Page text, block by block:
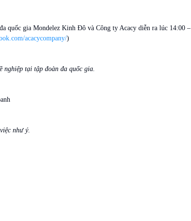
quốc gia Mondelez Kinh Đô và Công ty Acacy diễn ra lúc 14:00 –
acacycompany/)
nghiệp tại tập đoàn đa quốc gia.
như ý.